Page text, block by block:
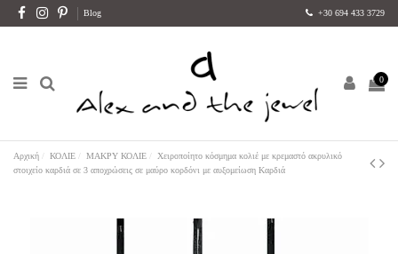
Blog +30 694 433 3729
0
Αρχική ΚΟΛΙΕ ΜΑΚΡΥ ΚΟΛΙΕ
Χειροποίητο κόσμημα κολιέ με κρεμαστό ακρυλικό
στοιχείο καρδιά σε 3 αποχρώσεις σε μαύρο κορδόνι με αυξομείωση Καρδιά